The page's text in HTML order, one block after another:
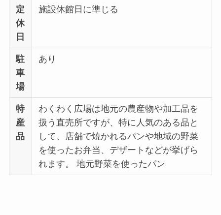
定
休
日
施設休館日に準じる
駐
車
場
あり
特
産
品
わくわく広場は地元の農産物や加工品を
扱う直売所ですが、特に人気のある品と
して、店舗で焼かれるパンや地域の野菜
を使ったお弁当、デザートなどが挙げら
れます。 地元野菜を使ったパン